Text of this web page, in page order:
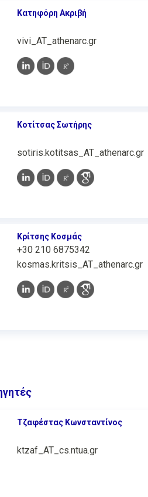
Κατηφόρη Ακριβή
vivi_AT_athenarc.gr
Κοτίτσας Σωτήρης
sotiris.kotitsas_AT_athenarc.gr
Κρίτσης Κοσμάς
+30 210 6875342
kosmas.kritsis_AT_athenarc.gr
Τζαφέστας Κωνσταντίνος
ktzaf_AT_cs.ntua.gr